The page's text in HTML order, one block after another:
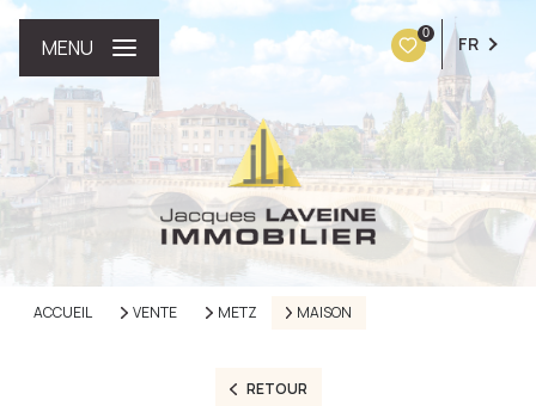
0 FR
MENU
ACCUEIL VENTE METZ MAISON
RETOUR